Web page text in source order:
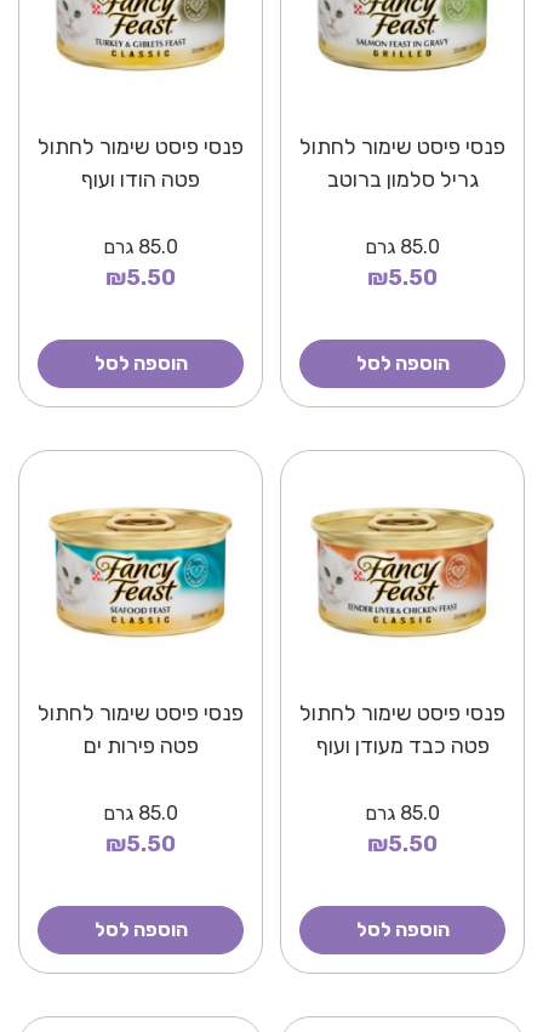
פנסי פיסט שימור לחתול
גריל סלמון ברוטב
85.0 גרם
₪5.50
הוספה לסל
פנסי פיסט שימור לחתול
פטה הודו ועוף
85.0 גרם
₪5.50
הוספה לסל
פנסי פיסט שימור לחתול
פטה כבד מעודן ועוף
85.0 גרם
₪5.50
הוספה לסל
פנסי פיסט שימור לחתול
פטה פירות ים
85.0 גרם
₪5.50
הוספה לסל